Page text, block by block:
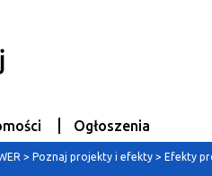
Ogłoszenia
> Poznaj projekty i efekty > Efekty